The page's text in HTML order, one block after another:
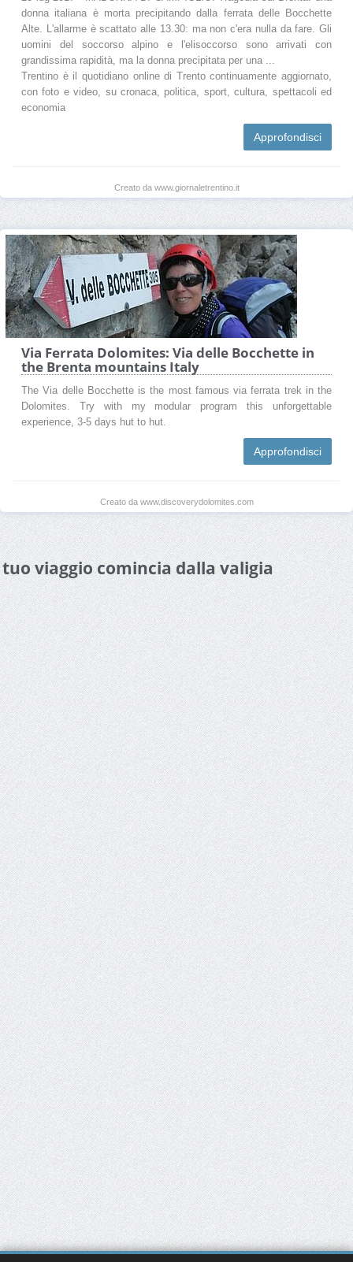
donna italiana è morta precipitando dalla ferrata delle Bocchette
Alte. L'allarme è scattato alle 13.30: ma non c'era nulla da fare. Gli
uomini del soccorso alpino e l'elisoccorso sono arrivati con
grandissima rapidità, ma la donna precipitata per una ...
Trentino è il quotidiano online di Trento continuamente aggiornato,
con foto e video, su cronaca, politica, sport, cultura, spettacoli ed
economia
Approfondisci
Creato da www.giornaletrentino.it
Via Ferrata Dolomites: Via delle Bocchette in
the Brenta mountains Italy
The Via delle Bocchette is the most famous via ferrata trek in the
Dolomites. Try with my modular program this unforgettable
experience, 3-5 days hut to hut.
Approfondisci
Creato da www.discoverydolomites.com
viaggio comincia dalla valigia